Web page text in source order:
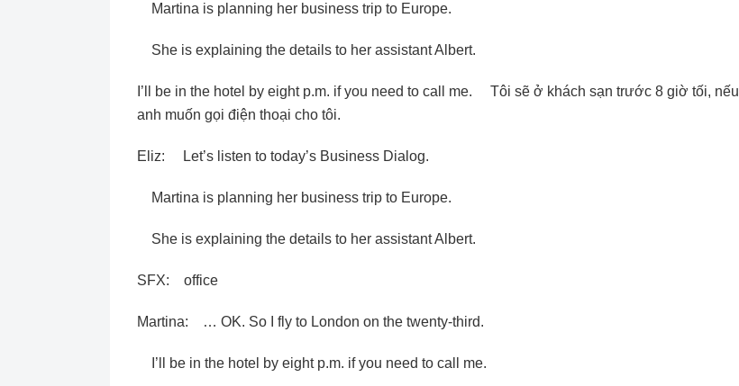
Martina is planning her business trip to Europe.
She is explaining the details to her assistant Albert.
I’ll be in the hotel by eight p.m. if you need to call me. Tôi sẽ ở khách sạn trước 8 giờ tối, nếu
anh muốn gọi điện thoại cho tôi.
Eliz: Let’s listen to today’s Business Dialog.
Martina is planning her business trip to Europe.
She is explaining the details to her assistant Albert.
SFX: office
Martina: … OK. So I fly to London on the twenty-third.
I’ll be in the hotel by eight p.m. if you need to call me.